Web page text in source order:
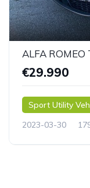
€29.990
Sport Utility
2023-03-30